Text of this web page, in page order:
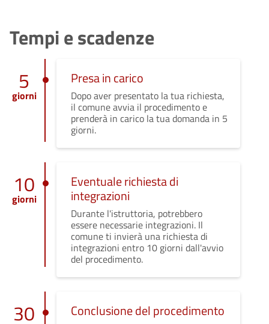
Tempi e scadenze
5
giorni
Presa in carico
Dopo aver presentato la tua richiesta,
il comune avvia il procedimento e
prenderà in carico la tua domanda in 5
giorni.
10
giorni
Eventuale richiesta di
integrazioni
Durante l'istruttoria, potrebbero
essere necessarie integrazioni. Il
comune ti invierà una richiesta di
integrazioni entro 10 giorni dall'avvio
del procedimento.
30 Conclusione del procedimento